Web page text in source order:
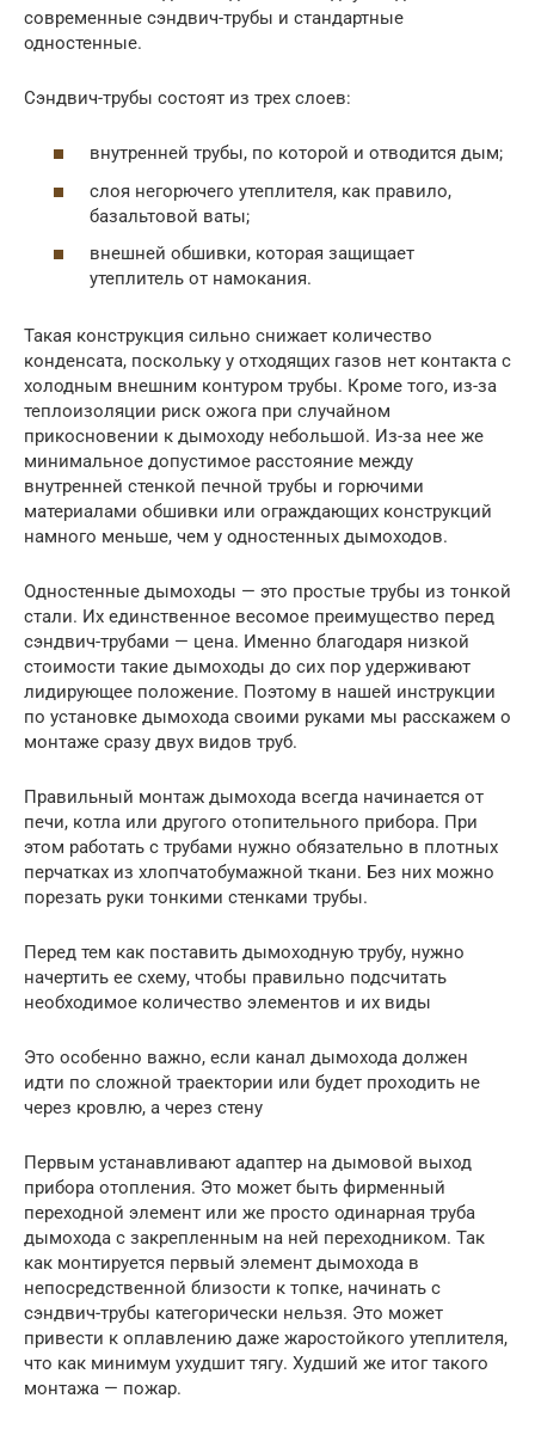
современные сэндвич-трубы и стандартные
одностенные.
Сэндвич-трубы состоят из трех слоев:
внутренней трубы, по которой и отводится дым;
слоя негорючего утеплителя, как правило,
базальтовой ваты;
внешней обшивки, которая защищает
утеплитель от намокания.
Такая конструкция сильно снижает количество
конденсата, поскольку у отходящих газов нет контакта с
холодным внешним контуром трубы. Кроме того, из-за
теплоизоляции риск ожога при случайном
прикосновении к дымоходу небольшой. Из-за нее же
минимальное допустимое расстояние между
внутренней стенкой печной трубы и горючими
материалами обшивки или ограждающих конструкций
намного меньше, чем у одностенных дымоходов.
Одностенные дымоходы — это простые трубы из тонкой
стали. Их единственное весомое преимущество перед
сэндвич-трубами — цена. Именно благодаря низкой
стоимости такие дымоходы до сих пор удерживают
лидирующее положение. Поэтому в нашей инструкции
по установке дымохода своими руками мы расскажем о
монтаже сразу двух видов труб.
Правильный монтаж дымохода всегда начинается от
печи, котла или другого отопительного прибора. При
этом работать с трубами нужно обязательно в плотных
перчатках из хлопчатобумажной ткани. Без них можно
порезать руки тонкими стенками трубы.
Перед тем как поставить дымоходную трубу, нужно
начертить ее схему, чтобы правильно подсчитать
необходимое количество элементов и их виды
Это особенно важно, если канал дымохода должен
идти по сложной траектории или будет проходить не
через кровлю, а через стену
Первым устанавливают адаптер на дымовой выход
прибора отопления. Это может быть фирменный
переходной элемент или же просто одинарная труба
дымохода с закрепленным на ней переходником. Так
как монтируется первый элемент дымохода в
непосредственной близости к топке, начинать с
сэндвич-трубы категорически нельзя. Это может
привести к оплавлению даже жаростойкого утеплителя,
что как минимум ухудшит тягу. Худший же итог такого
монтажа — пожар.